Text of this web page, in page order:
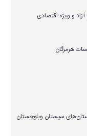
و ویژه اقتصادی